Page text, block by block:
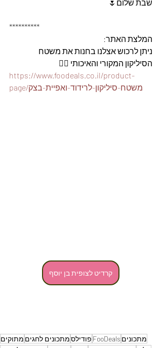
שבת שלום🌷
**********
המלצת האתר:
ניתן לרכוש אצלנו בחנות את משטח
הסיליקון המקורי והאיכותי 👇🏽
https://www.foodeals.co.il/product-
page/משטח-סיליקון-לרידוד-ואפיית-בצק
קרדיט לצופית בן יוסף
מתכונים FooDeals פודילסמתכונים לחגים מתוקים